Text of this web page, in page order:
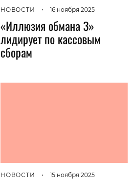
НОВОСТИ • 16 ноября 2025
«Иллюзия обмана 3»
лидирует по кассовым
сборам
НОВОСТИ • 15 ноября 2025